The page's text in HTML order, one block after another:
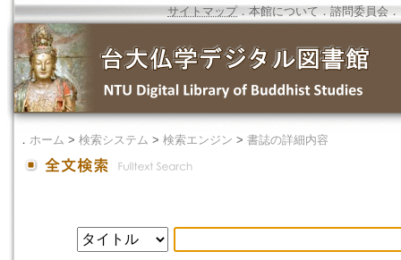
サイトマップ．本館について ． 諮問委員会 ．
． ホーム > 検索システム > 検索エンジン > 書誌の詳細内容